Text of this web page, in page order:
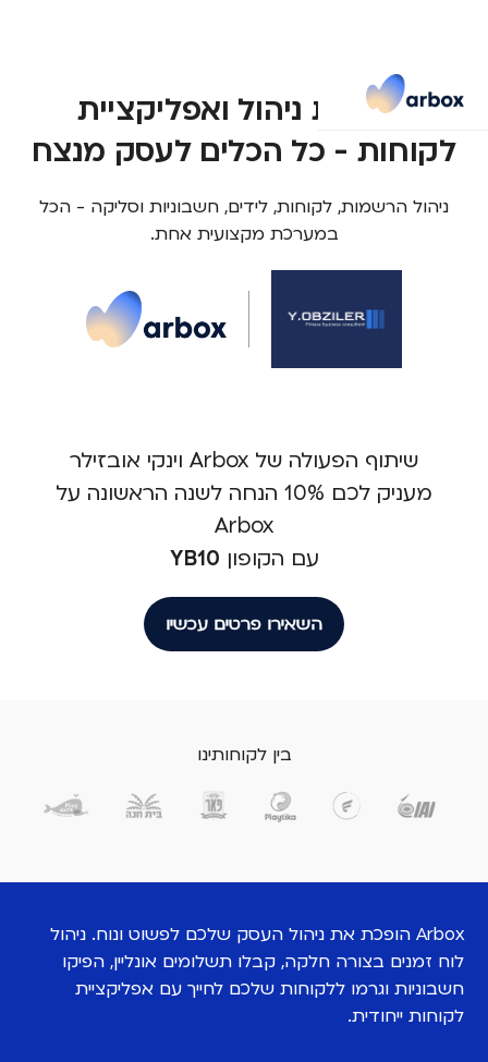
מערכת ניהול ואפליקציית
לקוחות - כל הכלים לעסק מנצח
ניהול הרשמות, לקוחות, לידים, חשבוניות וסליקה - הכל
במערכת מקצועית אחת.
שיתוף הפעולה של Arbox וינקי אובזילר
מעניק לכם 10% הנחה לשנה הראשונה על
Arbox
עם הקופון YB10
השאירו פרטים עכשיו
בין לקוחותינו
Arbox הופכת את ניהול העסק שלכם לפשוט ונוח. ניהול
לוח זמנים בצורה חלקה, קבלו תשלומים אונליין, הפיקו
חשבוניות וגרמו ללקוחות שלכם לחייך עם אפליקציית
לקוחות ייחודית.